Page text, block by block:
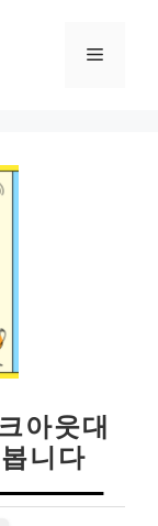
메
아웃대
니다